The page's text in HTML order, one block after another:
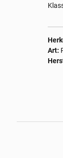
Art: